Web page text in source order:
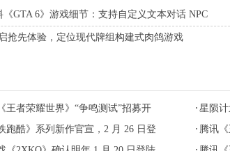
《GTA 6》游戏细节：支持自定义文本对话 NPC
抢先体验，定位现代牌组构建式肉鸽游戏
王者荣耀世界》“争鸣测试”招募开
云游戏端
星陨
跑酷》系列新作官宣，2 月 26 日登
腾讯